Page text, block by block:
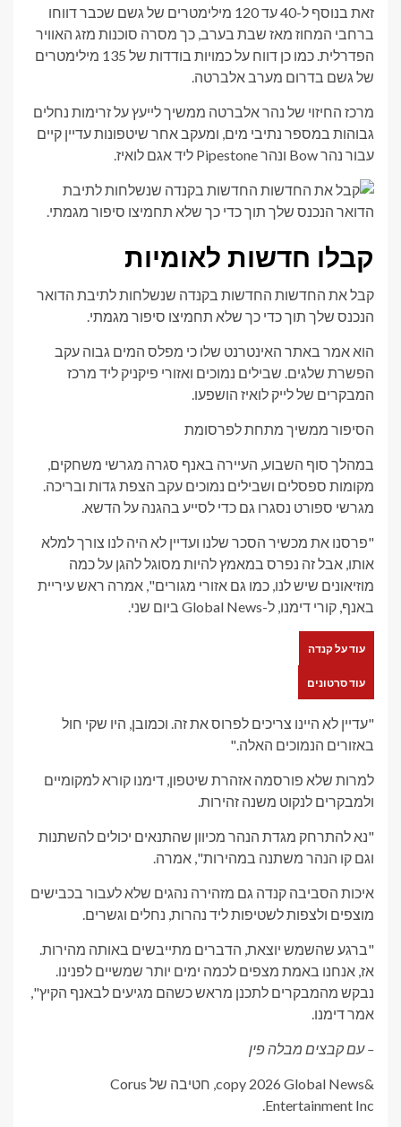
זאת בנוסף ל-40 עד 120 מילימטרים של גשם שכבר דווחו
ברחבי המחוז מאז שבת בערב, כך מסרה סוכנות מזג האוויר
הפדרלית. כמו כן דווח על כמויות בודדות של 135 מילימטרים
של גשם בדרום מערב אלברטה.
מרכז החיזוי של נהר אלברטה ממשיך לייעץ על זרימות נחלים
גבוהות במספר נתיבי מים, ומעקב אחר שיטפונות עדיין קיים
עבור נהר Bow ונהר Pipestone ליד אגם לואיז.
קבלו חדשות לאומיות
קבל את החדשות החדשות בקנדה שנשלחות לתיבת הדואר
הנכנס שלך תוך כדי כך שלא תחמיצו סיפור מגמתי.
הוא אמר באתר האינטרנט שלו כי מפלס המים גבוה עקב
הפשרת שלגים. שבילים נמוכים ואזורי פיקניק ליד מרכז
המבקרים של לייק לואיז הושפעו.
הסיפור ממשיך מתחת לפרסומת
במהלך סוף השבוע, העיירה באנף סגרה מגרשי משחקים,
מקומות ספסלים ושבילים נמוכים עקב הצפת גדות ובריכה.
מגרשי ספורט נסגרו גם כדי לסייע בהגנה על הדשא.
"פרסנו את מכשיר הסכר שלנו ועדיין לא היה לנו צורך למלא
אותו, אבל זה נפרס במאמץ להיות מסוגל להגן על כמה
מוזיאונים שיש לנו, כמו גם אזורי מגורים", אמרה ראש עיריית
באנף, קורי דימנו, ל-Global News ביום שני.
עוד על קנדה
עוד סרטונים
"עדיין לא היינו צריכים לפרוס את זה. וכמובן, היו שקי חול
באזורים הנמוכים האלה."
למרות שלא פורסמה אזהרת שיטפון, דימנו קורא למקומיים
ולמבקרים לנקוט משנה זהירות.
"נא להתרחק מגדת הנהר מכיוון שהתנאים יכולים להשתנות
וגם קו הנהר משתנה במהירות", אמרה.
איכות הסביבה קנדה גם מזהירה נהגים שלא לעבור בכבישים
מוצפים ולצפות לשטיפות ליד נהרות, נחלים וגשרים.
"ברגע שהשמש יוצאת, הדברים מתייבשים באותה מהירות.
אז, אנחנו באמת מצפים לכמה ימים יותר שמשיים לפנינו.
נבקש מהמבקרים לתכנן מראש כשהם מגיעים לבאנף הקיץ",
אמר דימנו.
– עם קבצים מבלה פין
&copy 2026 Global News, חטיבה של Corus
Entertainment Inc.